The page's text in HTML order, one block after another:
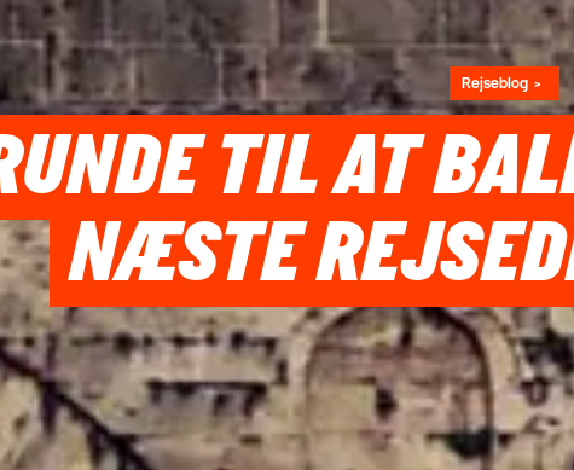
Rejseblog
TIL AT
NÆSTE